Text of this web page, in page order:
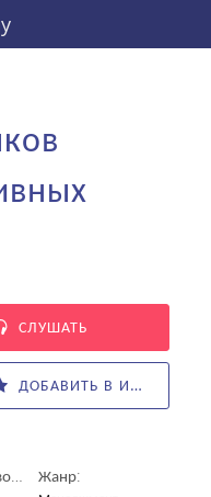
СЛУШАТЬ
ДОБАВИТЬ В ИЗБРАННОЕ
Страна производитель: Жанр: